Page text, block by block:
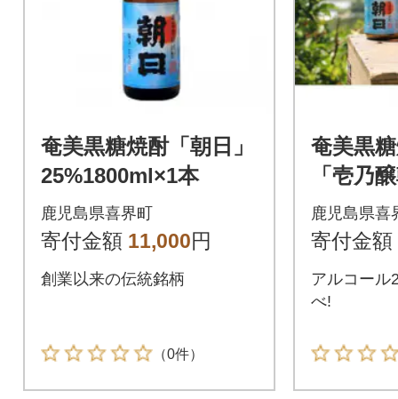
奄美黒糖焼酎「朝日」
25%1800ml×1本
鹿児島県喜界町
寄付金額 11,000円
創業以来の伝統銘柄
（0件）
奄美黒
「壱乃
流朝日
本セット
鹿児島県喜
寄付金額
アルコール
べ!